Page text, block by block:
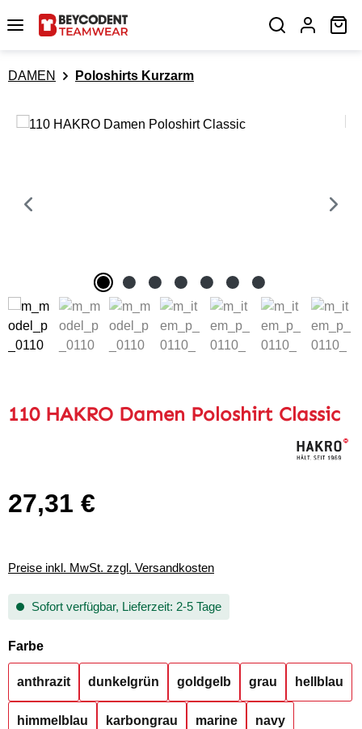
Zum Hauptinhalt springen
DAMEN Poloshirts Kurzarm
Bildergalerie überspringen
110 HAKRO Damen Poloshirt Classic
Regulärer Preis:
27,31 €
Preise inkl. MwSt. zzgl. Versandkosten
Sofort verfügbar, Lieferzeit: 2-5 Tage
Farbeauswählen
anthrazit dunkelgrün goldgelb grau hellblau
himmelblau karbongrau marine navy